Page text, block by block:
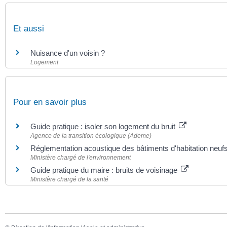
Et aussi
Nuisance d'un voisin ?
Logement
Pour en savoir plus
Guide pratique : isoler son logement du bruit
Agence de la transition écologique (Ademe)
Réglementation acoustique des bâtiments d'habitation
Ministère chargé de l'environnement
Guide pratique du maire : bruits de voisinage
Ministère chargé de la santé